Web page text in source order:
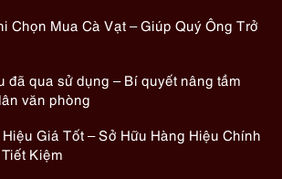
Chọn Mua Cà Vạt – Giúp Quý Ông Trở
đã qua sử dụng – Bí quyết nâng tầm
văn phòng
Giá Tốt – Sở Hữu Hàng Hiệu Chính
Kiệm